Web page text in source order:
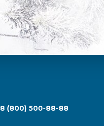
8 (800) 500-88-88